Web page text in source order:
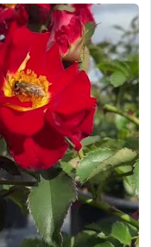
на листьях.
бурые пятна
сортов они
вытягиваются
Позже листья
становятся
гофрированными,
времени. При
стороне листовой
тонкий серебристо-
возбудителя.